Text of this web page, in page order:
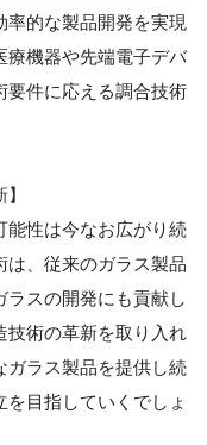
的な製品開発を実現
療機器や先端電子デバ
要件に応える調合技術
能性は今なお広がり続
は、従来のガラス製品
スの開発にも貢献し
技術の革新を取り入れ
ガラス製品を提供し続
目指していくでしょ